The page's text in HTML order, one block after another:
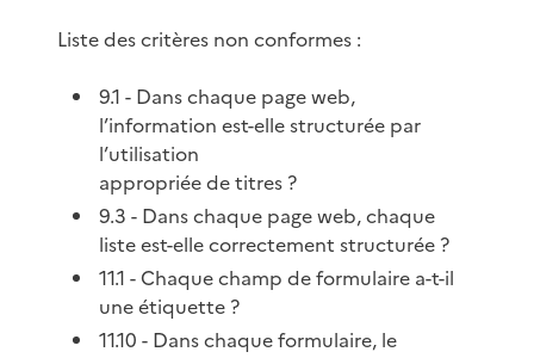
Liste des critères non conformes :
9.1 - Dans chaque page web,
l’information est-elle structurée par
l’utilisation
appropriée de titres ?
9.3 - Dans chaque page web, chaque
liste est-elle correctement structurée ?
11.1 - Chaque champ de formulaire a-t-il
une étiquette ?
11.10 - Dans chaque formulaire, le